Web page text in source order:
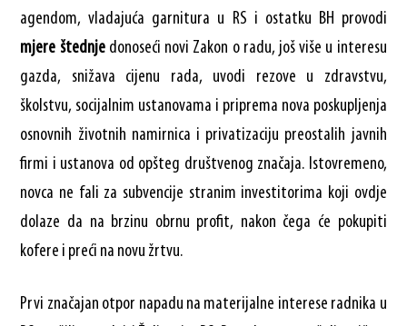
agendom, vladajuća garnitura u RS i ostatku BH provodi
mjere štednjedonoseći novi Zakon o radu, još više u interesu
gazda, snižava cijenu rada, uvodi rezove u zdravstvu,
školstvu, socijalnim ustanovama i priprema nova poskupljenja
osnovnih životnih namirnica i privatizaciju preostalih javnih
firmi i ustanova od opšteg društvenog značaja. Istovremeno,
novca ne fali za subvencije stranim investitorima koji ovdje
dolaze da na brzinu obrnu profit, nakon čega će pokupiti
kofere i preći na novu žrtvu.
Prvi značajan otpor napadu na materijalne interese radnika u